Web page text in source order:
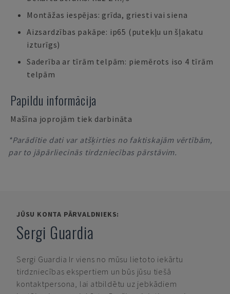
Montāžas iespējas: grīda, griesti vai siena
Aizsardzības pakāpe: ip65 (putekļu un šļakatu
izturīgs)
Saderība ar tīrām telpām: piemērots iso 4 tīrām
telpām
Papildu informācija
Mašīna joprojām tiek darbināta
*Parādītie dati var atšķirties no faktiskajām vērtībām,
par to jāpārliecinās tirdzniecības pārstāvim.
JŪSU KONTA PĀRVALDNIEKS:
Sergi Guardia
Sergi Guardia Ir viens no mūsu lietoto iekārtu
tirdzniecības ekspertiem un būs jūsu tiešā
kontaktpersona, lai atbildētu uz jebkādiem